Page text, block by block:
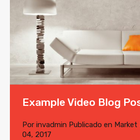
Example Video Blog
Por invadmin Publicado en
04, 2017